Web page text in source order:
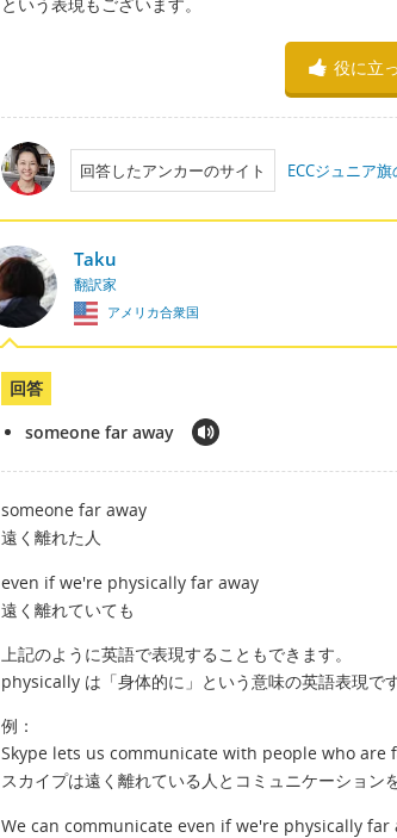
という表現もございます。
役に立
回答したアンカーのサイト ECCジュニア
Taku
翻訳家
アメリカ合衆国
回答
someone far away
someone far away
遠く離れた人
even if we're physically far away
遠く離れていても
上記のように英語で表現することもできます。
physically は「身体的に」という意味の英語表現です
例：
Skype lets us communicate with people who are
スカイプは遠く離れている人とコミュニケーション
We can communicate even if we're physically far